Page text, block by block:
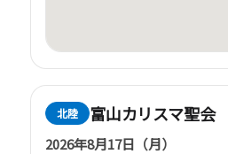
北陸 富山カリスマ聖会
2026年8月17日（月）